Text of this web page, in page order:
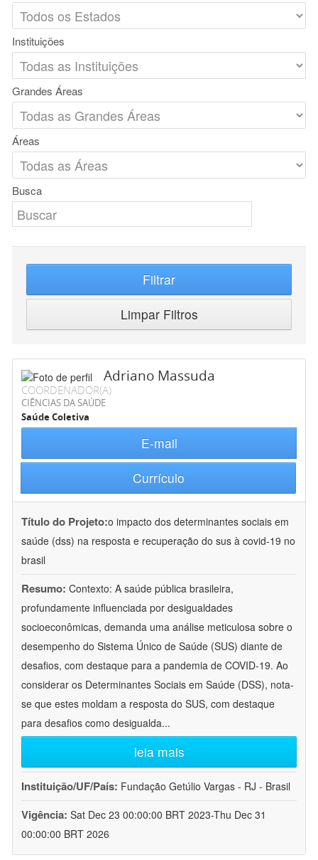
Instituições
Grandes Áreas
Áreas
Busca
Filtrar
Limpar Filtros
Adriano Massuda
COORDENADOR(A)
CIÊNCIAS DA SAÚDE
Saúde Coletiva
E-mail
Currículo
Título do Projeto:o impacto dos determinantes sociais em
saúde (dss) na resposta e recuperação do sus à covid-19 no
brasil
Resumo: Contexto: A saúde pública brasileira,
profundamente influenciada por desigualdades
socioeconômicas, demanda uma análise meticulosa sobre o
desempenho do Sistema Único de Saúde (SUS) diante de
desafios, com destaque para a pandemia de COVID-19. Ao
considerar os Determinantes Sociais em Saúde (DSS), nota-
se que estes moldam a resposta do SUS, com destaque
para desafios como desigualda...
leia mais
Instituição/UF/País: Fundação Getúlio Vargas - RJ - Brasil
Vigência: Sat Dec 23 00:00:00 BRT 2023-Thu Dec 31
00:00:00 BRT 2026